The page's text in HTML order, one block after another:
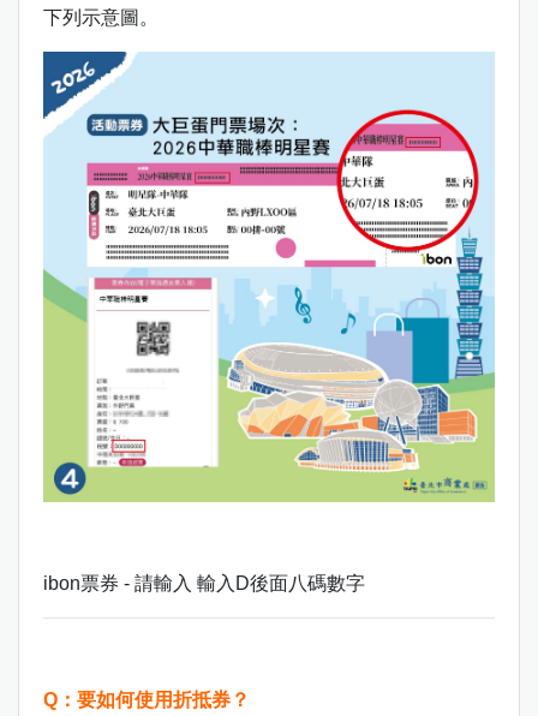
下列示意圖。
ibon票券 - 請輸入 輸入D後面八碼數字
Q：要如何使用折抵券？